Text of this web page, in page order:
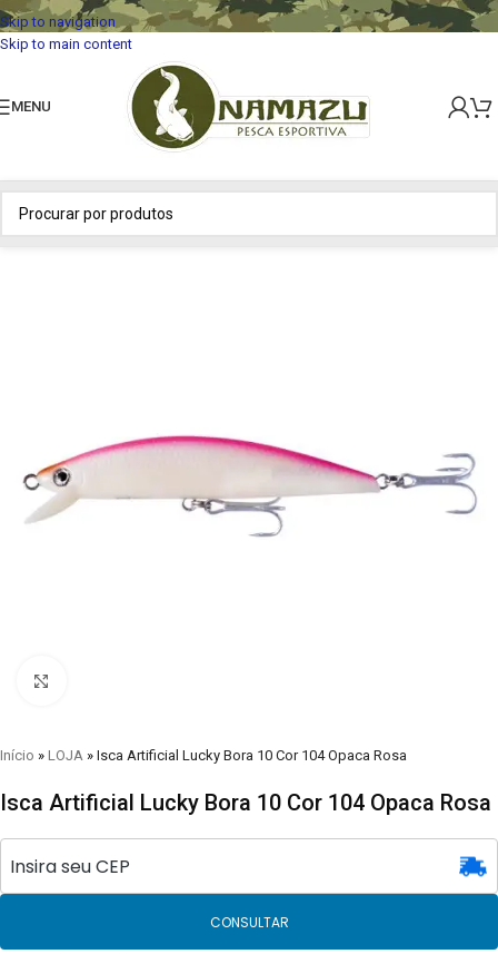
Skip to navigation
Skip to main content
MENU
Início » LOJA » Isca Artificial Lucky Bora 10 Cor 104 Opaca Rosa
Isca Artificial Lucky Bora 10 Cor 104 Opaca Rosa
CONSULTAR